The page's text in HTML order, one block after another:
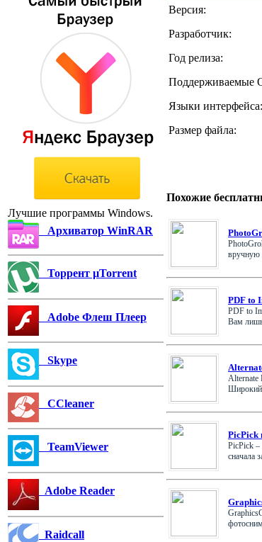
Лучшие программы Windows.
Архиватор WinRAR
Торрент µTorrent
Adobe Флеш Плеер
Skype
CCleaner
TeamViewer
Adobe Reader
Raidcall
Версия:
Разработчик:
Год релиза:
Поддерживаемые
Языки интерфейса:
Размер файла:
Похожие
вручную
PDF to
PDF to
Вам лишь
Alternate
Широкий
PicPick
PicPick –
сначала